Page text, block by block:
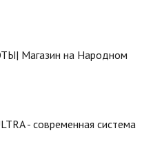
Магазин на Народном
- современная система